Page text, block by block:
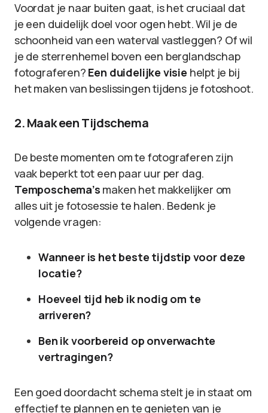
Voordat je naar buiten gaat, is het cruciaal dat
je een duidelijk doel voor ogen hebt. Wil je de
schoonheid van een waterval vastleggen? Of wil
je de sterrenhemel boven een berglandschap
fotograferen? Een duidelijke visie helpt je bij
het maken van beslissingen tijdens je fotoshoot.
2. Maak een Tijdschema
De beste momenten om te fotograferen zijn
vaak beperkt tot een paar uur per dag.
Temposchema’s maken het makkelijker om
alles uit je fotosessie te halen. Bedenk je
volgende vragen:
Wanneer is het beste tijdstip voor deze
locatie?
Hoeveel tijd heb ik nodig om te
arriveren?
Ben ik voorbereid op onverwachte
vertragingen?
Een goed doordacht schema stelt je in staat om
effectief te plannen en te genieten van je